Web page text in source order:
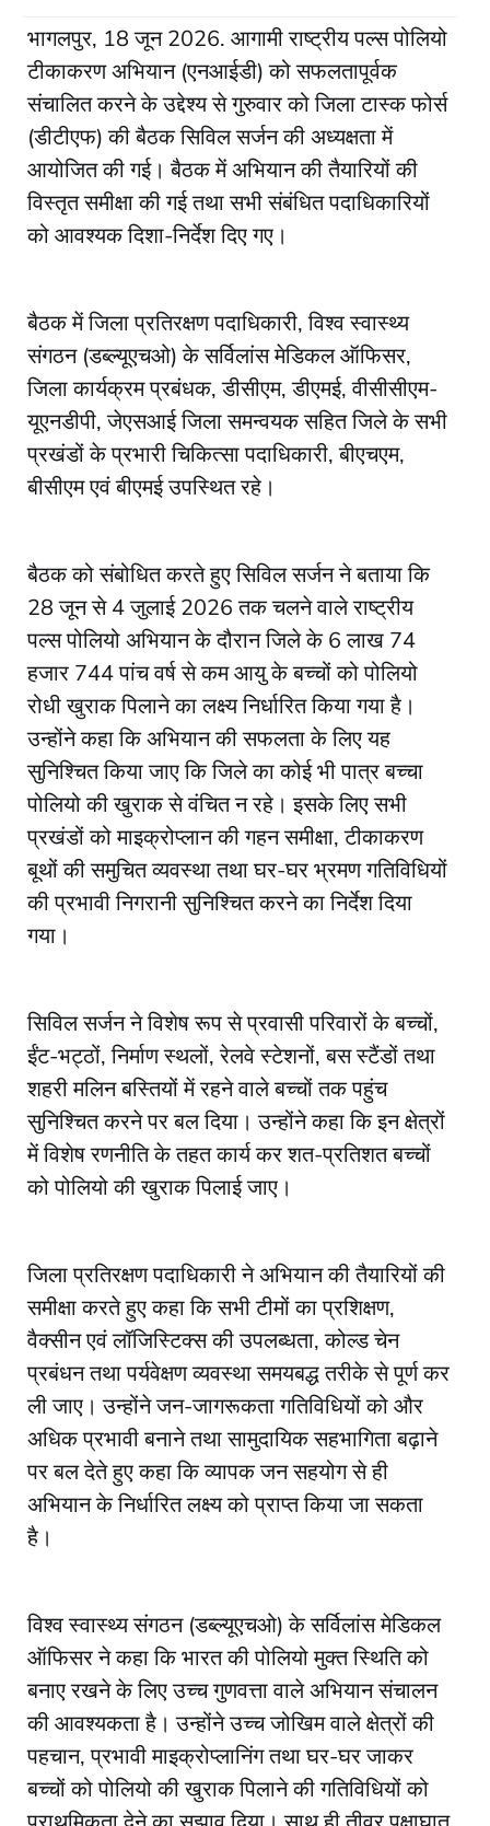
भागलपुर, 18 जून 2026. आगामी राष्ट्रीय पल्स पोलियो
टीकाकरण अभियान (एनआईडी) को सफलतापूर्वक
संचालित करने के उद्देश्य से गुरुवार को जिला टास्क फोर्स
(डीटीएफ) की बैठक सिविल सर्जन की अध्यक्षता में
आयोजित की गई। बैठक में अभियान की तैयारियों की
विस्तृत समीक्षा की गई तथा सभी संबंधित पदाधिकारियों
को आवश्यक दिशा-निर्देश दिए गए।
बैठक में जिला प्रतिरक्षण पदाधिकारी, विश्व स्वास्थ्य
संगठन (डब्ल्यूएचओ) के सर्विलांस मेडिकल ऑफिसर,
जिला कार्यक्रम प्रबंधक, डीसीएम, डीएमई, वीसीसीएम-
यूएनडीपी, जेएसआई जिला समन्वयक सहित जिले के सभी
प्रखंडों के प्रभारी चिकित्सा पदाधिकारी, बीएचएम,
बीसीएम एवं बीएमई उपस्थित रहे।
बैठक को संबोधित करते हुए सिविल सर्जन ने बताया कि
28 जून से 4 जुलाई 2026 तक चलने वाले राष्ट्रीय
पल्स पोलियो अभियान के दौरान जिले के 6 लाख 74
हजार 744 पांच वर्ष से कम आयु के बच्चों को पोलियो
रोधी खुराक पिलाने का लक्ष्य निर्धारित किया गया है।
उन्होंने कहा कि अभियान की सफलता के लिए यह
सुनिश्चित किया जाए कि जिले का कोई भी पात्र बच्चा
पोलियो की खुराक से वंचित न रहे। इसके लिए सभी
प्रखंडों को माइक्रोप्लान की गहन समीक्षा, टीकाकरण
बूथों की समुचित व्यवस्था तथा घर-घर भ्रमण गतिविधियों
की प्रभावी निगरानी सुनिश्चित करने का निर्देश दिया
गया।
सिविल सर्जन ने विशेष रूप से प्रवासी परिवारों के बच्चों,
ईंट-भट्ठों, निर्माण स्थलों, रेलवे स्टेशनों, बस स्टैंडों तथा
शहरी मलिन बस्तियों में रहने वाले बच्चों तक पहुंच
सुनिश्चित करने पर बल दिया। उन्होंने कहा कि इन क्षेत्रों
में विशेष रणनीति के तहत कार्य कर शत-प्रतिशत बच्चों
को पोलियो की खुराक पिलाई जाए।
जिला प्रतिरक्षण पदाधिकारी ने अभियान की तैयारियों की
समीक्षा करते हुए कहा कि सभी टीमों का प्रशिक्षण,
वैक्सीन एवं लॉजिस्टिक्स की उपलब्धता, कोल्ड चेन
प्रबंधन तथा पर्यवेक्षण व्यवस्था समयबद्ध तरीके से पूर्ण कर
ली जाए। उन्होंने जन-जागरूकता गतिविधियों को और
अधिक प्रभावी बनाने तथा सामुदायिक सहभागिता बढ़ाने
पर बल देते हुए कहा कि व्यापक जन सहयोग से ही
अभियान के निर्धारित लक्ष्य को प्राप्त किया जा सकता
है।
विश्व स्वास्थ्य संगठन (डब्ल्यूएचओ) के सर्विलांस मेडिकल
ऑफिसर ने कहा कि भारत की पोलियो मुक्त स्थिति को
बनाए रखने के लिए उच्च गुणवत्ता वाले अभियान संचालन
की आवश्यकता है। उन्होंने उच्च जोखिम वाले क्षेत्रों की
पहचान, प्रभावी माइक्रोप्लानिंग तथा घर-घर जाकर
बच्चों को पोलियो की खुराक पिलाने की गतिविधियों को